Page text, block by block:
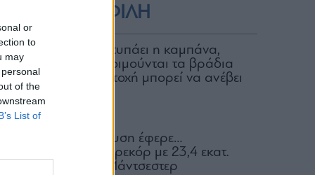
or
to
may
of the
List of
ΔΗΜΟΦΙΛΗ
Για ποιον χτυπάει η καμπάνα,
ποιοι δεν κοιμούνται τα βράδια
και ποια μετοχή μπορεί να ανέβει
Η απαγόρευση έφερε…
συμφωνία-ρεκόρ με 23,4 εκατ.
ευρώ στη Μάντσεστερ